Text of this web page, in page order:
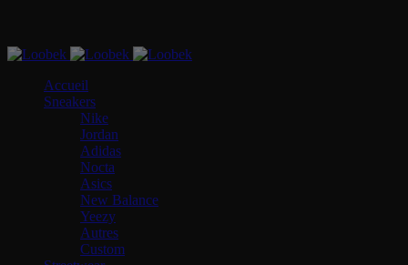
Accueil
Sneakers
Nike
Jordan
Adidas
Nocta
Asics
New Balance
Yeezy
Autres
Custom